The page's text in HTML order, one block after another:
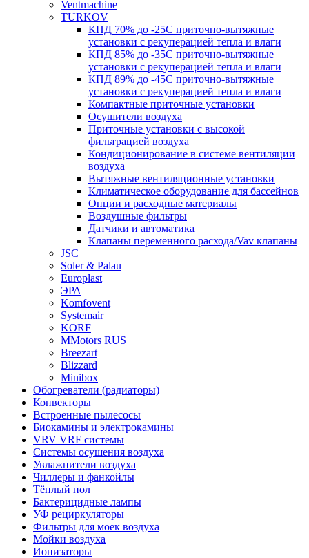
Ventmachine
TURKOV
КПД 70% до -25С приточно-вытяжные
установки с рекуперацией тепла и влаги
КПД 85% до -35C приточно-вытяжные
установки с рекуперацией тепла и влаги
КПД 89% до -45C приточно-вытяжные
установки с рекуперацией тепла и влаги
Компактные приточные установки
Осушители воздуха
Приточные установки с высокой
фильтрацией воздуха
Кондиционирование в системе вентиляции
воздуха
Вытяжные вентиляционные установки
Климатическое оборудование для бассейнов
Опции и расходные материалы
Воздушные фильтры
Датчики и автоматика
Клапаны переменного расхода/Vav клапаны
JSC
Soler & Palau
Europlast
ЭРА
Komfovent
Systemair
KORF
MMotors RUS
Breezart
Blizzard
Minibox
Обогреватели (радиаторы)
Конвекторы
Встроенные пылесосы
Биокамины и электрокамины
VRV VRF системы
Системы осушения воздуха
Увлажнители воздуха
Чиллеры и фанкойлы
Тёплый пол
Бактерицидные лампы
УФ рециркуляторы
Фильтры для моек воздуха
Мойки воздуха
Ионизаторы